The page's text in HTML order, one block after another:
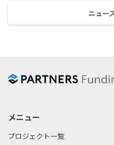
ニュー
メニュー
プロジェクト一覧